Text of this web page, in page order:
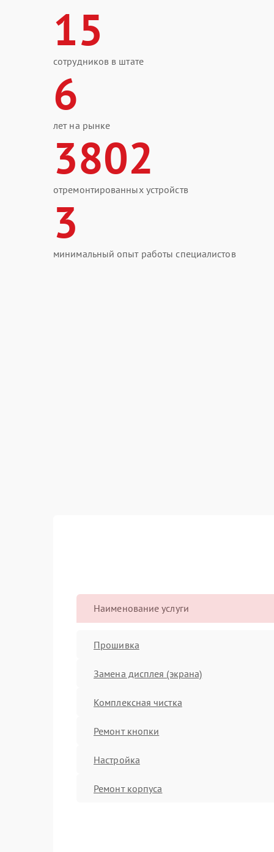
15
сотрудников в штате
6
лет на рынке
3802
отремонтированных устройств
3
минимальный опыт работы специалистов
Наименование услуги
Прошивка
Замена дисплея (экрана)
Комплексная чистка
Ремонт кнопки
Настройка
Ремонт корпуса